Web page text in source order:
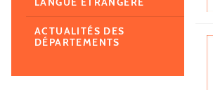
ACTUALITÉS DES
DÉPARTEMENTS